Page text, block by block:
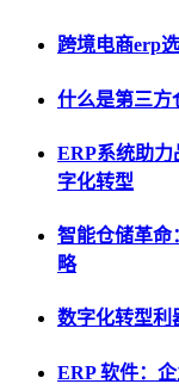
跨境电商erp
什么是第三方
ERP系统助力
字化转型
智能仓储革命
略
数字化转型利
ERP 软件：